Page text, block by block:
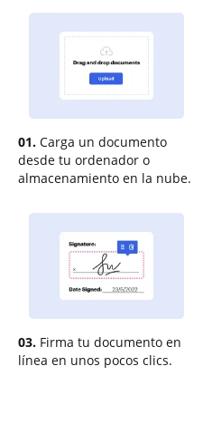
01. Carga un documento
desde tu ordenador o
almacenamiento en la nube.
03. Firma tu documento en
línea en unos pocos clics.